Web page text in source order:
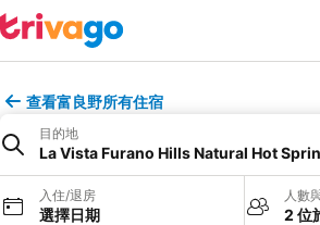
查看富良野所有住宿
目的地
La Vista Furano Hills Natural Hot
入住/退房
選擇日期
人數
2 位